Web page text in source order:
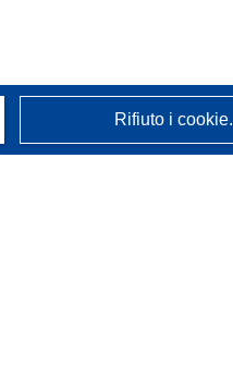
Rifiuto i cookie.